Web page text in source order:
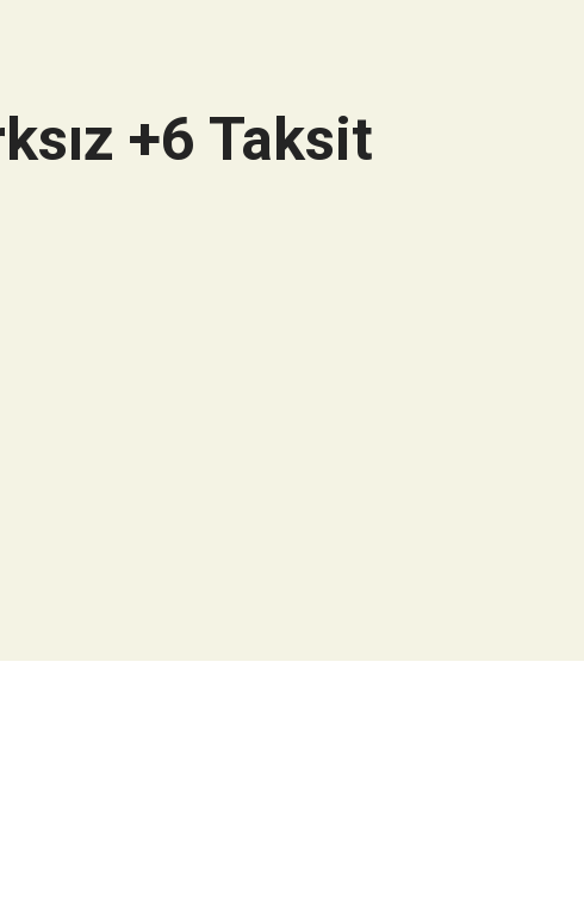
+6 Taksit